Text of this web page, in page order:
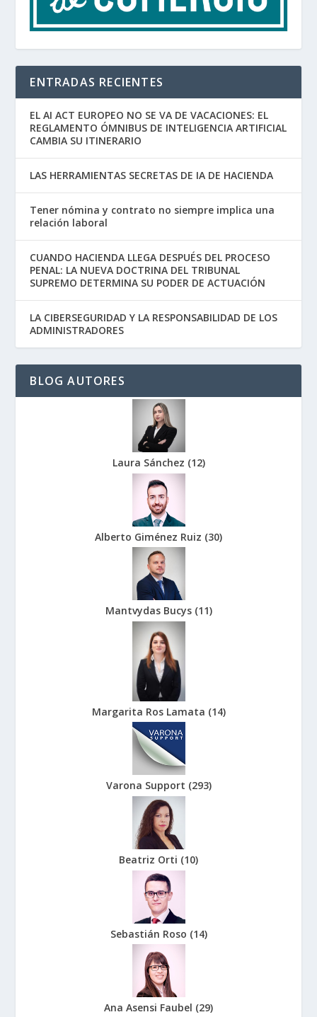
ENTRADAS RECIENTES
EL AI ACT EUROPEO NO SE VA DE VACACIONES: EL
REGLAMENTO ÓMNIBUS DE INTELIGENCIA ARTIFICIAL
CAMBIA SU ITINERARIO
LAS HERRAMIENTAS SECRETAS DE IA DE HACIENDA
Tener nómina y contrato no siempre implica una
relación laboral
CUANDO HACIENDA LLEGA DESPUÉS DEL PROCESO
PENAL: LA NUEVA DOCTRINA DEL TRIBUNAL
SUPREMO DETERMINA SU PODER DE ACTUACIÓN
LA CIBERSEGURIDAD Y LA RESPONSABILIDAD DE LOS
ADMINISTRADORES
BLOG AUTORES
Laura Sánchez (12)
Alberto Giménez Ruiz (30)
Mantvydas Bucys (11)
Margarita Ros Lamata (14)
Varona Support (293)
Beatriz Orti (10)
Sebastián Roso (14)
Ana Asensi Faubel (29)